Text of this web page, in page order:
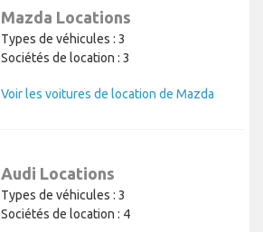
Mazda Locations
Types de véhicules : 3
Sociétés de location : 3
Voir les voitures de location de Mazda
Audi Locations
Types de véhicules : 3
Sociétés de location : 4